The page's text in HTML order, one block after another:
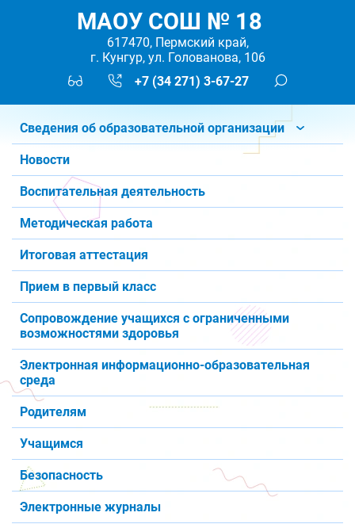
МАОУ СОШ № 18
617470, Пермский край,
г. Кунгур, ул. Голованова, 106
+7 (34 271) 3-67-27
Сведения об образовательной организации
Новости
Воспитательная деятельность
Методическая работа
Итоговая аттестация
Прием в первый класс
Сопровождение учащихся с ограниченными
возможностями здоровья
Электронная информационно-образовательная
среда
Родителям
Учащимся
Безопасность
Электронные журналы